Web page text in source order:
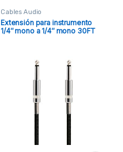
Cables Audio
Extensión para instrumento
1/4″ mono a 1/4″ mono 30FT